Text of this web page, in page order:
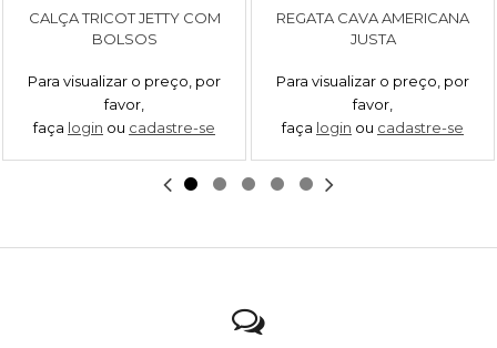
CALÇA TRICOT JETTY COM
BOLSOS
Para visualizar o preço, por
favor,
faça login ou cadastre-se
REGATA CAVA AMERICANA
JUSTA
Para visualizar o preço, por
favor,
faça login ou cadastre-se